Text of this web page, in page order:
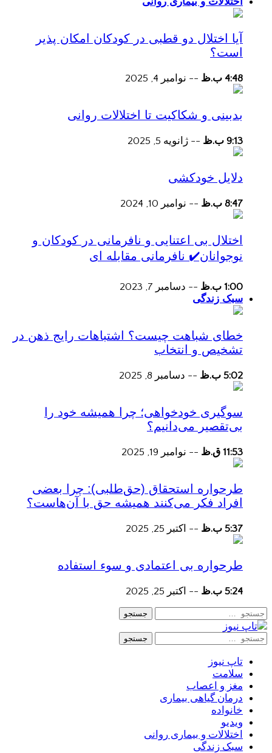
آیا اختلال دو قطبی در کودکان امکان پذیر
است؟
4:48 ب.ظ -- نوامبر 4, 2025
بدبینی و شکاکیت تا اختلالات روانی
9:13 ب.ظ -- ژانویه 5, 2025
دلایل خودکشی
8:47 ب.ظ -- نوامبر 10, 2024
اختلال بی اعتنایی و نافرمانی در کودکان و
نوجوانان✔️ نافرمانی مقابله ای
1:00 ب.ظ -- دسامبر 7, 2023
سبک زندگی
خطای شباهت چیست؟ اشتباهات رایج ذهن در
تشخیص و انتخاب
5:02 ب.ظ -- دسامبر 8, 2025
سوگیری خودخواهی؛ چرا همیشه خود را
بی‌تقصیر می‌دانیم؟
11:53 ق.ظ -- نوامبر 19, 2025
طرحواره استحقاق (حق‌طلبی): چرا بعضی
افراد فکر می‌کنند همیشه حق با آن‌هاست؟
5:37 ب.ظ -- اکتبر 25, 2025
طرحواره بی اعتمادی و سوء استفاده
5:24 ب.ظ -- اکتبر 25, 2025
جستجو
جستجو
تاپ نیوز
سلامت
مغز و اعصاب
درمان گیاهی بیماری
خانواده
ویدیو
اختلالات و بیماری روانی
سبک زندگی